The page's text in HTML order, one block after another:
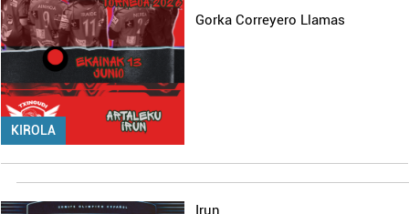
KIROLA
Gorka Correyero Llamas
Irun